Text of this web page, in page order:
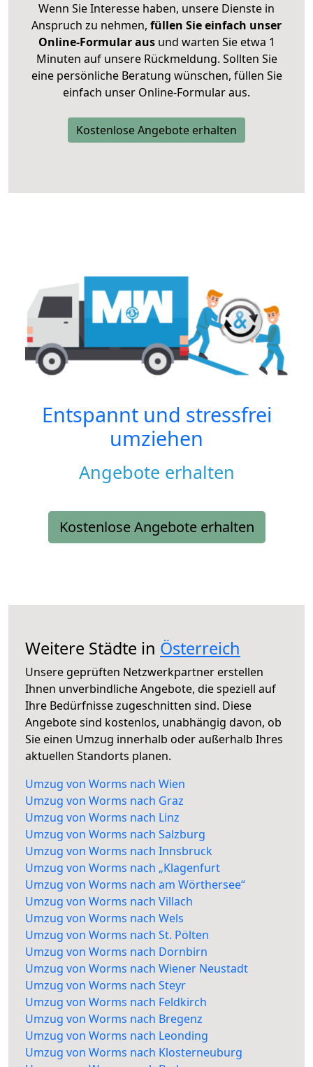
Wenn Sie Interesse haben, unsere Dienste in
Anspruch zu nehmen, füllen Sie einfach unser
Online-Formular ausund warten Sie etwa 1
Minuten auf unsere Rückmeldung. Sollten Sie
eine persönliche Beratung wünschen, füllen Sie
einfach unser Online-Formular aus.
Kostenlose Angebote erhalten
Entspannt und stressfrei
umziehen
Angebote erhalten
Kostenlose Angebote erhalten
Weitere Städte in Österreich
Unsere geprüften Netzwerkpartner erstellen
Ihnen unverbindliche Angebote, die speziell auf
Ihre Bedürfnisse zugeschnitten sind. Diese
Angebote sind kostenlos, unabhängig davon, ob
Sie einen Umzug innerhalb oder außerhalb Ihres
aktuellen Standorts planen.
Umzug von Worms nach Wien
Umzug von Worms nach Graz
Umzug von Worms nach Linz
Umzug von Worms nach Salzburg
Umzug von Worms nach Innsbruck
Umzug von Worms nach „Klagenfurt
Umzug von Worms nach am Wörthersee“
Umzug von Worms nach Villach
Umzug von Worms nach Wels
Umzug von Worms nach St. Pölten
Umzug von Worms nach Dornbirn
Umzug von Worms nach Wiener Neustadt
Umzug von Worms nach Steyr
Umzug von Worms nach Feldkirch
Umzug von Worms nach Bregenz
Umzug von Worms nach Leonding
Umzug von Worms nach Klosterneuburg